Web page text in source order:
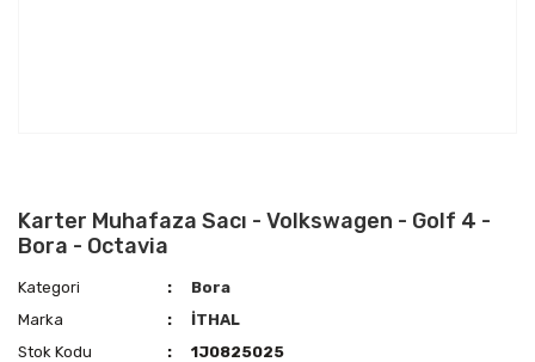
Karter Muhafaza Sacı - Volkswagen - Golf 4 -
Bora - Octavia
Kategori
Bora
Marka
İTHAL
Stok Kodu
1J0825025